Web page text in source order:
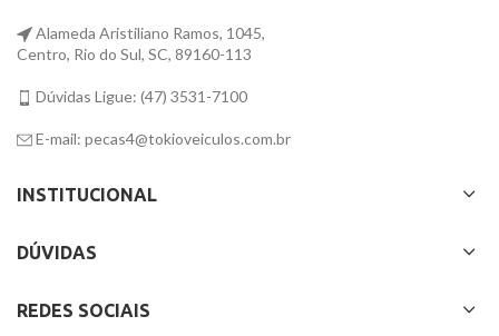
Alameda Aristiliano Ramos, 1045,
Centro, Rio do Sul, SC, 89160-113
Dúvidas Ligue: (47) 3531-7100
E-mail: pecas4@tokioveiculos.com.br
INSTITUCIONAL
DÚVIDAS
REDES SOCIAIS